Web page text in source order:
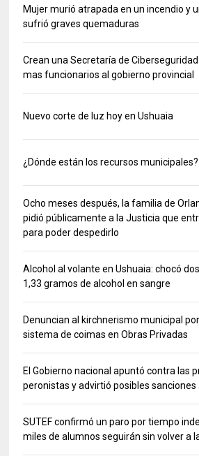
Mujer murió atrapada en un incendio y
sufrió graves quemaduras
Crean una Secretaría de
mas funcionarios al gobierno provincial
Nuevo corte de luz hoy en Ushuaia
¿Dónde están los recursos municipales?
Ocho meses después, la familia de
pidió públicamente a la Justicia que
para poder despedirlo
Alcohol al volante en Ushuaia: chocó
1,33 gramos de alcohol en sangre
Denuncian al kirchnerismo municipal
sistema de coimas en Obras Privadas
El Gobierno nacional apuntó contra las
peronistas y advirtió posibles sanciones
SUTEF confirmó un paro por tiempo
miles de alumnos seguirán sin volver a